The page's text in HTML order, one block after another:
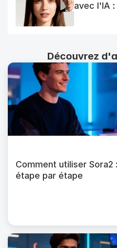
avec l'IA
Découvrez
Comment utiliser Sora2
étape par étape